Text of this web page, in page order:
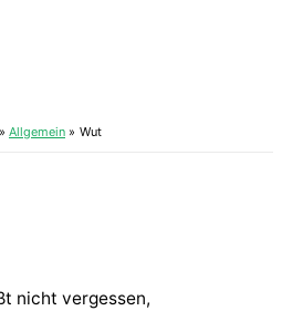
Allgemein Wut
nicht vergessen,